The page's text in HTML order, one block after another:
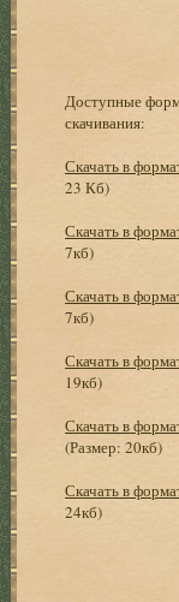
Доступные
скачивания:
Скачать в
23 Кб)
Скачать в
7кб)
Скачать в
7кб)
Скачать в
19кб)
Скачать в
(Размер: 20кб)
Скачать в
24кб)